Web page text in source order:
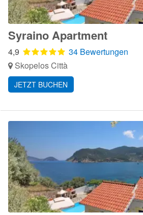
Syraino Apartment
4,9
34 Bewertungen
Skopelos Città
JETZT BUCHEN